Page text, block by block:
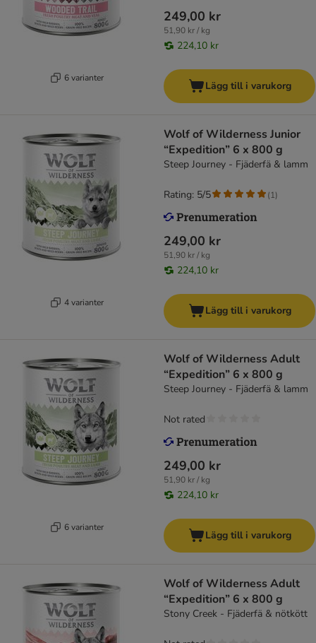
6 varianter
249,00 kr
51,90 kr / kg
224,10 kr
Lägg till i varukorg
4 varianter
Wolf of Wilderness Junior
“Expedition” 6 x 800 g
Steep Journey - Fjäderfä & lamm
249,00 kr
51,90 kr / kg
224,10 kr
Rating: 5/5 (1)
Lägg till i varukorg
6 varianter
Wolf of Wilderness Adult
“Expedition” 6 x 800 g
Steep Journey - Fjäderfä & lamm
249,00 kr
51,90 kr / kg
224,10 kr
Not rated
Lägg till i varukorg
Wolf of Wilderness Adult
“Expedition” 6 x 800 g
Stony Creek - Fjäderfä & nötkött